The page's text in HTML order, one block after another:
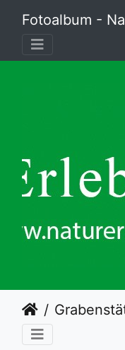
Fotoalbum -
Grabenstätter